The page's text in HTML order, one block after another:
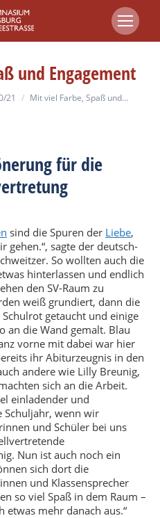
und Engagement
21 Mit viel Farbe, Spaß und…
für die
sind die Spuren der Liebe,
gehen.“, sagte der deutsch-
So wollten auch die
hinterlassen und endlich
den SV-Raum zu
weiß grundiert, dann die
getaucht und einige
an die Wand gemalt. Blau
vorne mit dabei war hier
ihr Abiturzeugnis in den
andere wie Lilly Breunig,
sich an die Arbeit.
einladender und
Schuljahr, wenn wir
und Schüler bei uns
Nun ist auch noch ein
sich dort die
und Klassensprecher
so viel Spaß in dem Raum –
etwas mehr danach aus.“